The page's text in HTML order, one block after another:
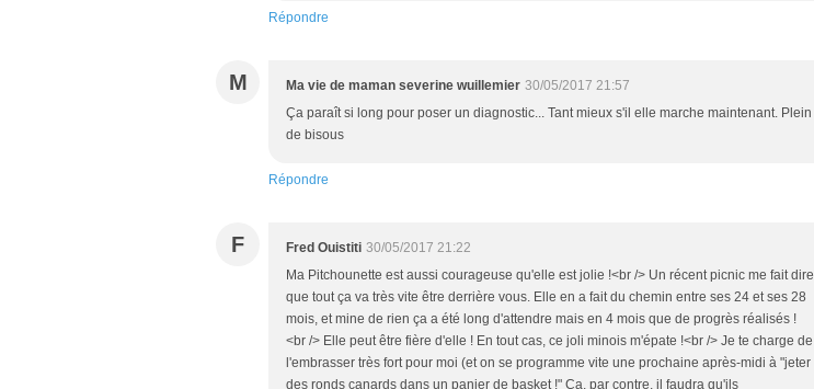
Répondre
M Ma vie de maman severine wuillemier 30/05/2017 21:57
Ça paraît si long pour poser un diagnostic... Tant mieux s'il elle marche maintenant. Plein
de bisous
Répondre
F Fred Ouistiti 30/05/2017 21:22
Ma Pitchounette est aussi courageuse qu'elle est jolie !<br /> Un récent picnic me fait dire
que tout ça va très vite être derrière vous. Elle en a fait du chemin entre ses 24 et ses 28
mois, et mine de rien ça a été long d'attendre mais en 4 mois que de progrès réalisés !
<br /> Elle peut être fière d'elle ! En tout cas, ce joli minois m'épate !<br /> Je te charge de
l'embrasser très fort pour moi (et on se programme vite une prochaine après-midi à "jeter
des ronds canards dans un panier de basket !" Ça, par contre, il faudra qu'ils